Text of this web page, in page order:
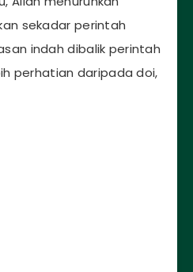
sekadar perintah
indah dibalik perintah
perhatian daripada doi,